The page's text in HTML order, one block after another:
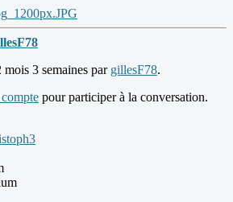
3 semaines par gillesF78.
pour participer à la conversation.